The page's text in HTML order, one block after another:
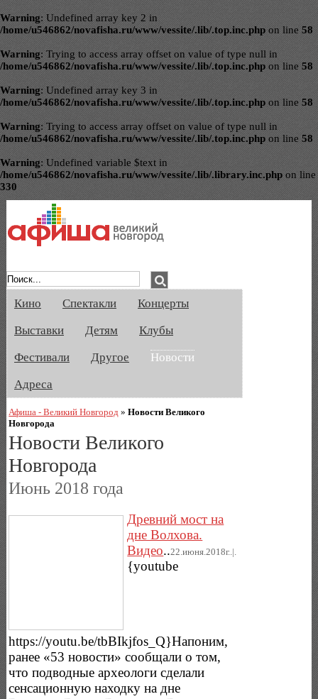
Warning: Undefined array key 2 in
/home/u546862/novafisha.ru/www/vessite/.lib/.top.inc.php on line 58
Warning: Trying to access array offset on value of type null in
/home/u546862/novafisha.ru/www/vessite/.lib/.top.inc.php on line 58
Warning: Undefined array key 3 in
/home/u546862/novafisha.ru/www/vessite/.lib/.top.inc.php on line 58
Warning: Trying to access array offset on value of type null in
/home/u546862/novafisha.ru/www/vessite/.lib/.top.inc.php on line 58
Warning: Undefined variable $text in
/home/u546862/novafisha.ru/www/vessite/.lib/.library.inc.php on line
330
Кино Спектакли
Концерты
Выставки
Детям
Клубы
Фестивали
Другое
Новости
Адреса
Афиша - Великий Новгород »Новости Великого
Новгорода
Новости Великого
Новгорода
Июнь 2018 года
Древний мост на
дне Волхова.
Видео..22.июня.2018г..|.
{youtube
https://youtu.be/tbBIkjfos_Q}Напоним,
ранее «53 новости» сообщали о том,
что подводные археологи сделали
сенсационную находку на дне